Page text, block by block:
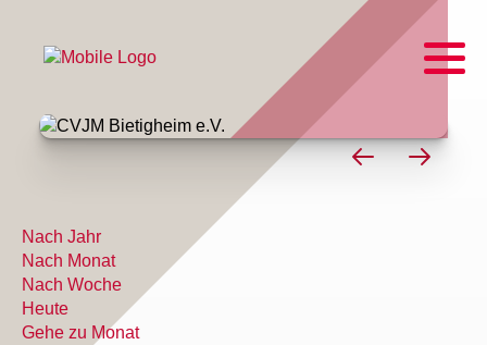
Nach Jahr
Nach Monat
Nach Woche
Heute
Gehe zu Monat